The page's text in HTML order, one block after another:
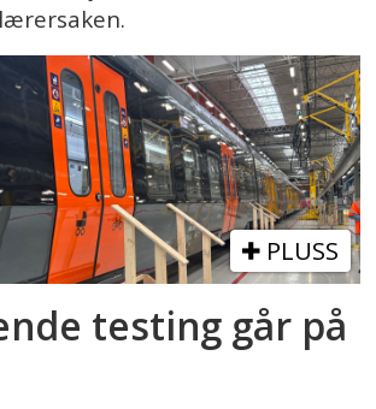
PLUSS
testing går på